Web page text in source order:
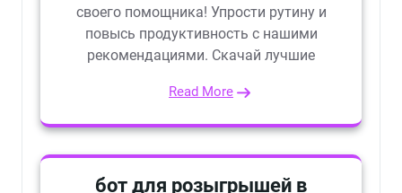
своего помощника! Упрости рутину и
повысь продуктивность с нашими
рекомендациями. Скачай лучшие
Read More
бот для розыгрышей в